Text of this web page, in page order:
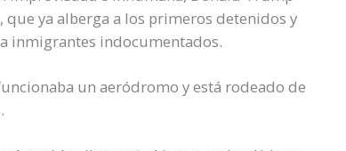
ya alberga a los primeros detenidos y
inmigrantes indocumentados.
un aeródromo y está rodeado de